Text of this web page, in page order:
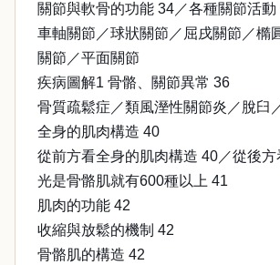
關節與軟骨的功能 34／各種關節活動
車軸關節／球狀關節／屈戌關節／橢
關節／平面關節
疾病圖解1 骨骼、關節異常 36
骨質疏鬆症／類風溼性關節炎／脫臼
全身的肌肉構造 40
從前方看全身的肌肉構造 40／從後方
光是骨骼肌就有600種以上 41
肌肉的功能 42
收縮與放鬆的機制 42
骨骼肌的構造 42